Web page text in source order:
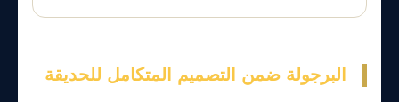
البرجولة ضمن التصميم المتكامل للحديقة